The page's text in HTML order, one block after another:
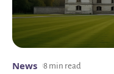
News 8 min read